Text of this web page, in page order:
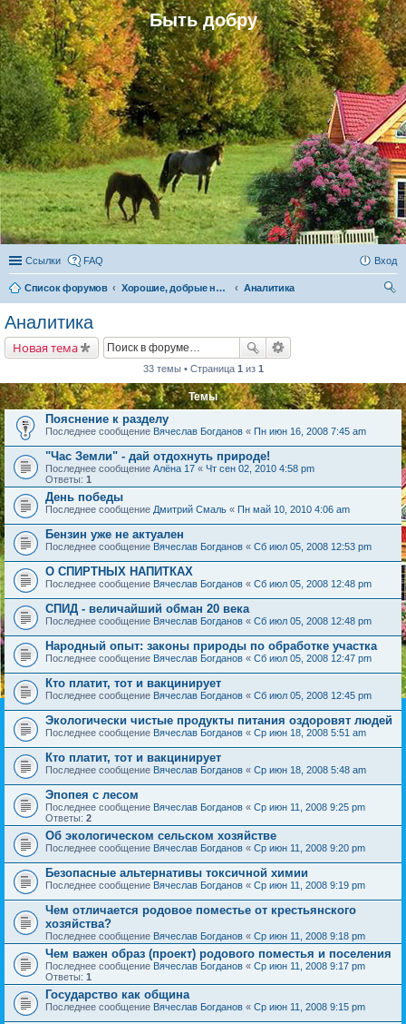
Быть добру
Ссылки FAQ Вход
Список форумов Хорошие, добрые новости и их распространение в обществе
Аналитика
Аналитика
Новая тема
33 темы • Страница 1 из 1
Темы
Пояснение к разделу
Последнее сообщение Вячеслав Богданов « Пн июн 16, 2008 7:45 am
"Час Земли" - дай отдохнуть природе!
Последнее сообщение Алёна 17 « Чт сен 02, 2010 4:58 pm
Ответы: 1
День победы
Последнее сообщение Дмитрий Смаль « Пн май 10, 2010 4:06 am
Бензин уже не актуален
Последнее сообщение Вячеслав Богданов « Сб июл 05, 2008 12:53 pm
О СПИРТНЫХ НАПИТКАХ
Последнее сообщение Вячеслав Богданов « Сб июл 05, 2008 12:48 pm
СПИД - величайший обман 20 века
Последнее сообщение Вячеслав Богданов « Сб июл 05, 2008 12:48 pm
Народный опыт: законы природы по обработке участка
Последнее сообщение Вячеслав Богданов « Сб июл 05, 2008 12:47 pm
Кто платит, тот и вакцинирует
Последнее сообщение Вячеслав Богданов « Сб июл 05, 2008 12:45 pm
Экологически чистые продукты питания оздоровят людей
Последнее сообщение Вячеслав Богданов « Ср июн 18, 2008 5:51 am
Кто платит, тот и вакцинирует
Последнее сообщение Вячеслав Богданов « Ср июн 18, 2008 5:48 am
Эпопея с лесом
Последнее сообщение Вячеслав Богданов « Ср июн 11, 2008 9:25 pm
Ответы: 2
Об экологическом сельском хозяйстве
Последнее сообщение Вячеслав Богданов « Ср июн 11, 2008 9:20 pm
Безопасные альтернативы токсичной химии
Последнее сообщение Вячеслав Богданов « Ср июн 11, 2008 9:19 pm
Чем отличается родовое поместье от крестьянского
хозяйства?
Последнее сообщение Вячеслав Богданов « Ср июн 11, 2008 9:18 pm
Чем важен образ (проект) родового поместья и поселения
Последнее сообщение Вячеслав Богданов « Ср июн 11, 2008 9:17 pm
Ответы: 1
Государство как община
Последнее сообщение Вячеслав Богданов « Ср июн 11, 2008 9:15 pm